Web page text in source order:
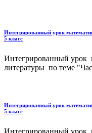
Интегрированный урок
5 класс
Интегрированный урок
литературы по теме
Интегрированный урок
5 класс
Интегрированный урок